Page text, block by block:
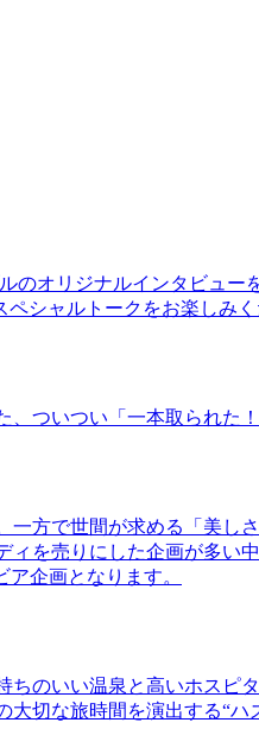
オリジナルインタビュー
シャルトークをお楽しみく
ついつい「一本取られた
方で世間が求める「美
を売りにした企画が多い
企画となります。
のいい温泉と高いホスピ
切な旅時間を演出する“